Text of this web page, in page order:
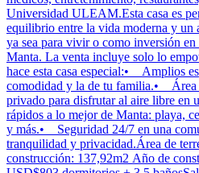
Universidad ULEAM.Esta casa es
equilibrio entre la vida moderna y un
ya sea para vivir o como inversión en
Manta. La venta incluye solo lo
hace esta casa especial:• Amplios
comodidad y la de tu familia.• Área
privado para disfrutar al aire libre
rápidos a lo mejor de Manta: playa,
y más.• Seguridad 24/7 en una
tranquilidad y privacidad.Área de
construcción: 137,92m2 Año de